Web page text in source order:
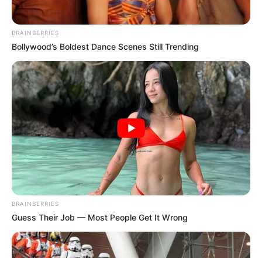
infringindo lei
PM prende três jovens acusados por tráfico de
drogas
BRAINBERRIES
Bollywood’s Boldest Dance Scenes Still Trending
BRAINBERRIES
Guess Their Job — Most People Get It Wrong